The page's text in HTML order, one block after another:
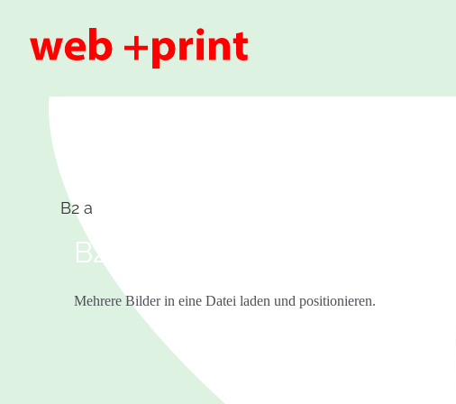
Inhalt
springen
B2 a
B2 a
Mehrere Bilder in eine Datei laden und positionieren.